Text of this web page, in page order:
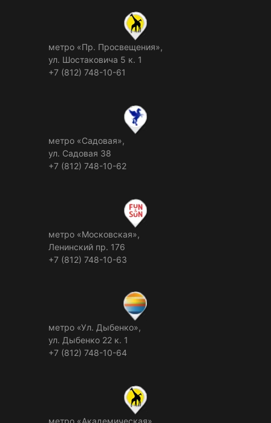
метро «Пр. Просвещения»,
ул. Шостаковича 5 к. 1
+7 (812) 748-10-61
метро «Садовая»,
ул. Садовая 38
+7 (812) 748-10-62
метро «Московская»,
Ленинский пр. 176
+7 (812) 748-10-63
метро «Ул. Дыбенко»,
ул. Дыбенко 22 к. 1
+7 (812) 748-10-64